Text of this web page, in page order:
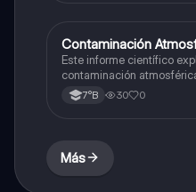
Ciencias Naturales
Contaminación
Este informe científico
contaminación
efectos en la salud y el
causas y posibles
7°B 30 0
Más